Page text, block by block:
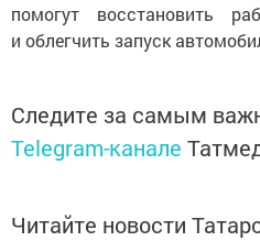
помогут восстановить
и облегчить запуск
Следите за самым
Telegram-канале
Читайте новости